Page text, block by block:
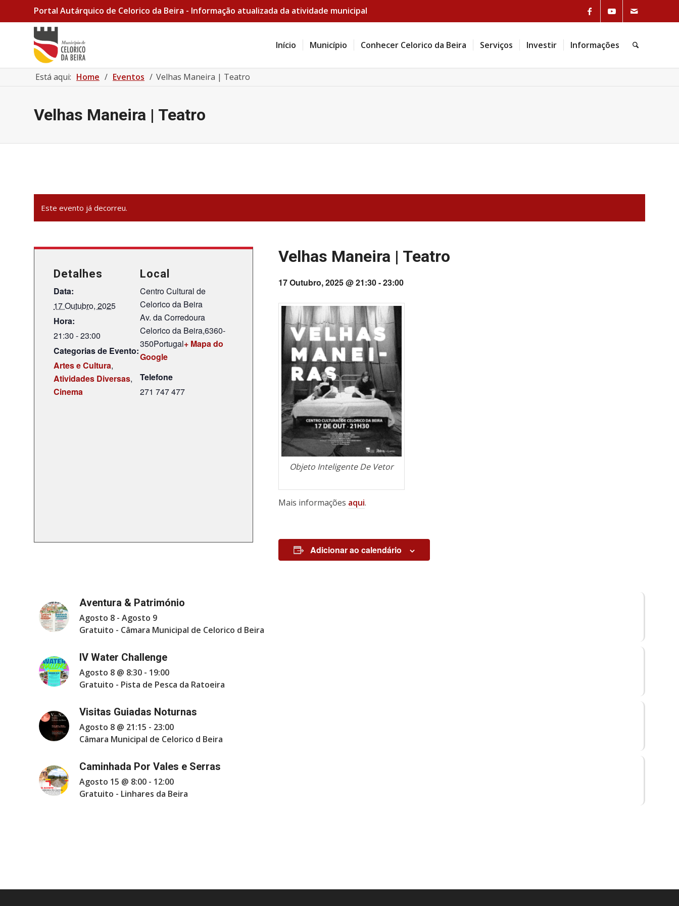
Portal Autárquico de Celorico da Beira - Informação atualizada da atividade municipal
Início Município Conhecer Celorico da Beira Serviços Investir Informações
Está aqui: Home / Eventos / Velhas Maneira | Teatro
Velhas Maneira | Teatro
Este evento já decorreu.
Velhas Maneira | Teatro
17 Outubro, 2025 @ 21:30-23:00
Objeto Inteligente De Vetor
Mais informações aqui.
Adicionar ao calendário
Detalhes
Data:
17 Outubro, 2025
Hora:
21:30 - 23:00
Categorias de Evento:
Artes e Cultura,
Atividades Diversas,
Cinema
Local
Centro Cultural de
Celorico da Beira
Av. da Corredoura
Celorico da Beira,6360-
350Portugal+ Mapa do
Google
Telefone
271 747 477
Aventura & Património
Agosto 8 - Agosto 9
Gratuito - Câmara Municipal de Celorico d Beira
IV Water Challenge
Agosto 8 @ 8:30 - 19:00
Gratuito - Pista de Pesca da Ratoeira
Visitas Guiadas Noturnas
Agosto 8 @ 21:15 - 23:00
Câmara Municipal de Celorico d Beira
Caminhada Por Vales e Serras
Agosto 15 @ 8:00 - 12:00
Gratuito - Linhares da Beira